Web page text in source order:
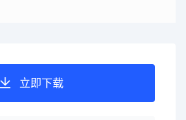
立即下载